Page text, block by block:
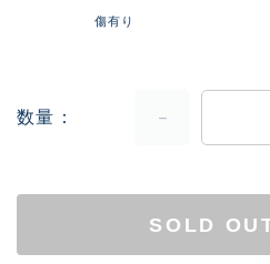
傷有り
数量
SOLD